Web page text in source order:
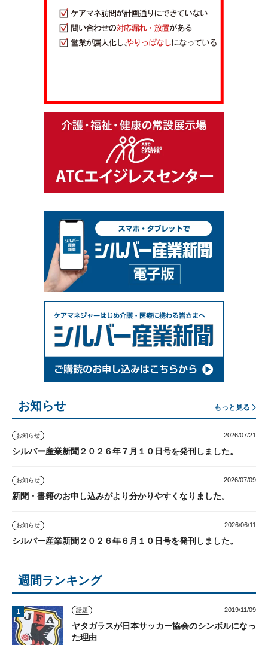
お知らせ もっと見る
お知らせ 2026/07/21
シルバー産業新聞２０２６年７月１０日号を発刊しました。
お知らせ 2026/07/09
新聞・書籍のお申し込みがより分かりやすくなりました。
お知らせ 2026/06/11
シルバー産業新聞２０２６年６月１０日号を発刊しました。
週間ランキング
話題 2019/11/09
ヤタガラスが日本サッカー協会のシンボルになっ
た理由